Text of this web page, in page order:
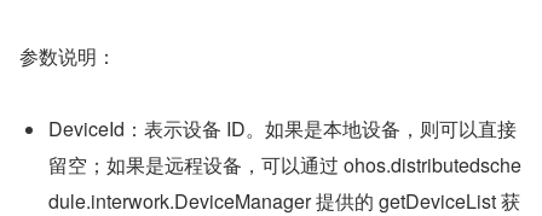
参数说明：
DeviceId：表示设备 ID。如果是本地设备，则可以直接
留空；如果是远程设备，可以通过 ohos.distributedsche
dule.interwork.DeviceManager 提供的 getDeviceList 获